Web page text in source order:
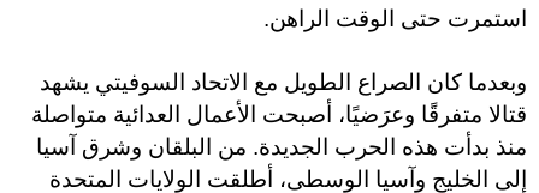
استمرت حتى الوقت الراهن.
وبعدما كان الصراع الطويل مع الاتحاد السوفيتي يشهد
قتالا متفرقًا وعرَضيًا، أصبحت الأعمال العدائية متواصلة
منذ بدأت هذه الحرب الجديدة. من البلقان وشرق آسيا
إلى الخليج وآسيا الوسطى، أطلقت الولايات المتحدة